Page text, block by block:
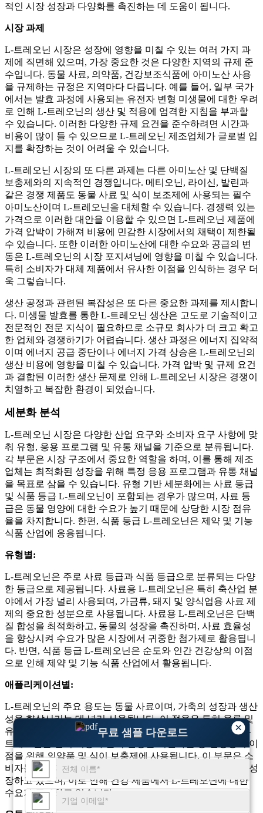
×
무료 샘플 다운로드
적인 시장 성장과 다양화를 촉진하는 데 도움이 됩니다.
시장 과제
L-트레오닌 시장은 성장에 영향을 미칠 수 있는 여러 가지 과
제에 직면해 있으며, 가장 중요한 것은 다양한 지역의 규제 준
수입니다. 동물 사료, 의약품, 건강보조식품에 아미노산 사용
을 규제하는 규정은 지역마다 다릅니다. 예를 들어, 일부 국가
에서는 발효 과정에 사용되는 유전자 변형 미생물에 대한 우려
로 인해 L-트레오닌의 생산 및 적용에 엄격한 지침을 부과할
수 있습니다. 이러한 다양한 규제 요건을 준수하려면 시간과
비용이 많이 들 수 있으므로 L-트레오닌 제조업체가 글로벌 입
지를 확장하는 것이 어려울 수 있습니다.
L-트레오닌 시장의 또 다른 과제는 다른 아미노산 및 단백질
보충제와의 지속적인 경쟁입니다. 메티오닌, 라이신, 발린과
같은 경쟁 제품도 동물 사료 및 식이 보조제에 사용되는 필수
아미노산이며 L-트레오닌을 대체할 수 있습니다. 경쟁력 있는
가격으로 이러한 대안을 이용할 수 있으면 L-트레오닌 제품에
가격 압박이 가해져 비용에 민감한 시장에서의 채택이 제한될
수 있습니다. 또한 이러한 아미노산에 대한 수요와 공급의 변
동은 L-트레오닌의 시장 포지셔닝에 영향을 미칠 수 있습니다.
특히 소비자가 대체 제품에서 유사한 이점을 인식하는 경우 더
욱 그렇습니다.
생산 공정과 관련된 복잡성은 또 다른 중요한 과제를 제시합니
다. 미생물 발효를 통한 L-트레오닌 생산은 고도로 기술적이고
전문적인 전문 지식이 필요하므로 소규모 회사가 더 크고 확고
한 업체와 경쟁하기가 어렵습니다. 생산 과정은 에너지 집약적
이며 에너지 공급 중단이나 에너지 가격 상승은 L-트레오닌의
생산 비용에 영향을 미칠 수 있습니다. 가격 압박 및 규제 요건
과 결합된 이러한 생산 문제로 인해 L-트레오닌 시장은 경쟁이
치열하고 복잡한 환경이 되었습니다.
세분화 분석
L-트레오닌 시장은 다양한 산업 요구와 소비자 요구 사항에 맞
춰 유형, 응용 프로그램 및 유통 채널을 기준으로 분류됩니다.
각 부문은 시장 구조에서 중요한 역할을 하며, 이를 통해 제조
업체는 최적화된 성장을 위해 특정 응용 프로그램과 유통 채널
을 목표로 삼을 수 있습니다. 유형 기반 세분화에는 사료 등급
및 식품 등급 L-트레오닌이 포함되는 경우가 많으며, 사료 등
급은 동물 영양에 대한 수요가 높기 때문에 상당한 시장 점유
율을 차지합니다. 한편, 식품 등급 L-트레오닌은 제약 및 기능
식품 산업에 응용됩니다.
유형별:
L-트레오닌은 주로 사료 등급과 식품 등급으로 분류되는 다양
한 등급으로 제공됩니다. 사료용 L-트레오닌은 특히 축산업 분
야에서 가장 널리 사용되며, 가금류, 돼지 및 양식업용 사료 제
제의 중요한 성분으로 사용됩니다. 사료용 L-트레오닌은 단백
질 합성을 최적화하고, 동물의 성장을 촉진하며, 사료 효율성
을 향상시켜 수요가 많은 시장에서 귀중한 첨가제로 활용됩니
다. 반면, 식품 등급 L-트레오닌은 순도와 인간 건강상의 이점
으로 인해 제약 및 기능 식품 산업에서 활용됩니다.
애플리케이션별:
L-트레오닌의 주요 용도는 동물 사료이며, 가축의 성장과 생산
성을 향상시키는 데 널리 사용됩니다. 이 적용은 특히 육류 및
유제품에 대한 수요가 높은 지역과 관련이 있습니다. 또한 L-
트레오닌은 면역 기능과 근육 건강을 지원하는 등 건강상의 이
점을 위해 의약품 및 식이 보충제에 사용됩니다. 이 부문은 소
비자들이 아미노산 보충제에 대해 더 많이 인식하게 되면서 성
장하고 있으며, 이로 인해 건강 제품에서 L-트레오닌에 대한
수요가 증가하고 있습니다.